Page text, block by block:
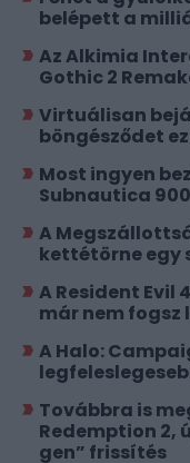
belépett a
Az Alkimia
Gothic 2
Virtuálisan
böngésződet
Most ingyen
Subnautica
A
kettétörne egy
A Resident
már nem
A Halo:
Továbbra is
Redemption 2,
gen” frissítés